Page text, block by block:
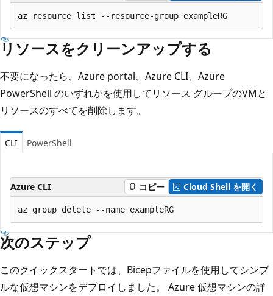
リソースをクリーンアップする
不要になったら、Azure portal、Azure CLI、Azure
PowerShell のいずれかを使用してリソース グループのVMと
リソースのすべてを削除します。
CLI PowerShell
Azure CLI コピー Cloud Shell を開く
次のステップ
このクイックスタートでは、Bicepファイルを使用してシンプ
ルな仮想マシンをデプロイしました。 Azure 仮想マシンの詳